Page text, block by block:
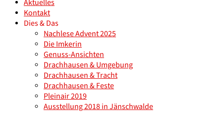
Aktuelles
Kontakt
Dies & Das
Nachlese Advent 2025
Die Imkerin
Genuss-Ansichten
Drachhausen & Umgebung
Drachhausen & Tracht
Drachhausen & Feste
Pleinair 2019
Ausstellung 2018 in Jänschwalde